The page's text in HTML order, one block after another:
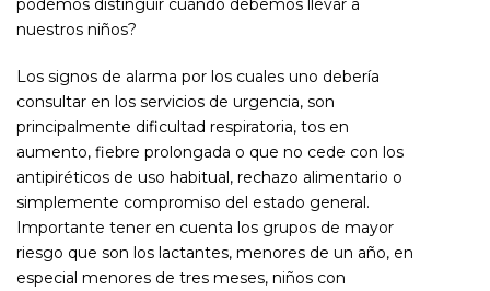
podemos distinguir cuándo debemos llevar a
nuestros niños?
Los signos de alarma por los cuales uno debería
consultar en los servicios de urgencia, son
principalmente dificultad respiratoria, tos en
aumento, fiebre prolongada o que no cede con los
antipiréticos de uso habitual, rechazo alimentario o
simplemente compromiso del estado general.
Importante tener en cuenta los grupos de mayor
riesgo que son los lactantes, menores de un año, en
especial menores de tres meses, niños con